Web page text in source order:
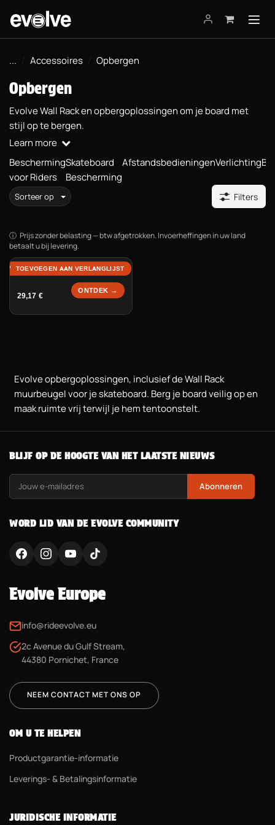
... Accessoires Opbergen
Opbergen
Evolve Wall Rack en opbergoplossingen om je board met
stijl op te bergen.
Learn more
Bescherming
voor Riders
Skateboard
Bescherming
AfstandsbedieningenVerlichting
Sorteer op Filters
Prijs zonder belasting — btw afgetrokken. Invoerheffingen in uw land
betaalt u bij levering.
Wall Rack voor skateboard
29,17 €
ONTDEK →
TOEVOEGEN AAN VERLANGLIJST
Evolve opbergoplossingen, inclusief de Wall Rack
muurbeugel voor je skateboard. Berg je board veilig op en
maak ruimte vrij terwijl je hem tentoonstelt.
BLIJF OP DE HOOGTE VAN HET LAATSTE NIEUWS
Abonneren
WORD LID VAN DE EVOLVE COMMUNITY
Evolve Europe
info@rideevolve.eu
2c Avenue du Gulf Stream,
44380 Pornichet, France
NEEM CONTACT MET ONS OP
OM U TE HELPEN
Productgarantie-informatie
Leverings- & Betalingsinformatie
JURIDISCHE INFORMATIE